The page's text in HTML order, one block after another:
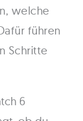
welche
führen
Schritte
6